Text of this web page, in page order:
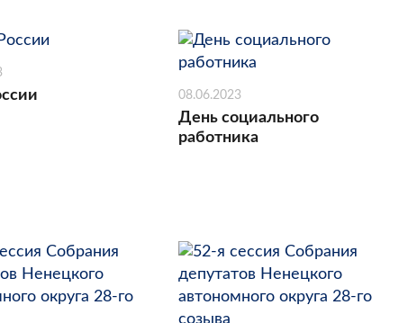
08.06.2023
День социального
работника